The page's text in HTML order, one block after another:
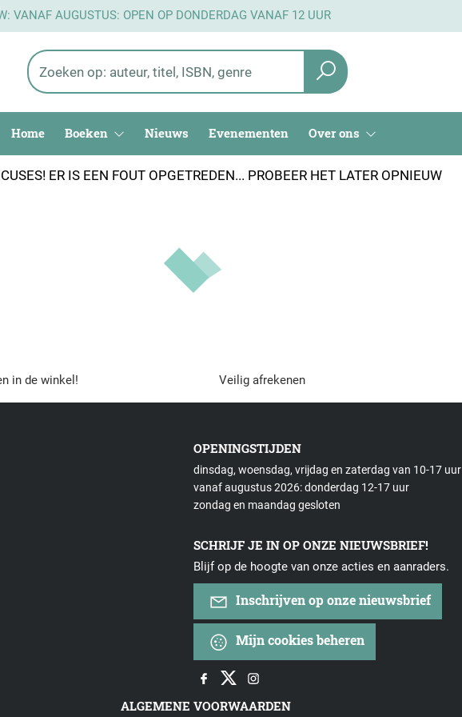
VANAF AUGUSTUS: OPEN OP DONDERDAG VANAF 12 UUR
Home Boeken Nieuws Evenementen Over ons
ER IS EEN FOUT OPGETREDEN... PROBEER HET LATER OPNIEUW
in de winkel! Veilig afrekenen
OPENINGSTIJDEN
dinsdag, woensdag, vrijdag en zaterdag van 10-17 uur
vanaf augustus 2026: donderdag 12-17 uur
zondag en maandag gesloten
SCHRIJF JE IN OP ONZE NIEUWSBRIEF!
Blijf op de hoogte van onze acties en aanraders.
Inschrijven op onze nieuwsbrief
Mijn cookies beheren
ALGEMENE VOORWAARDEN